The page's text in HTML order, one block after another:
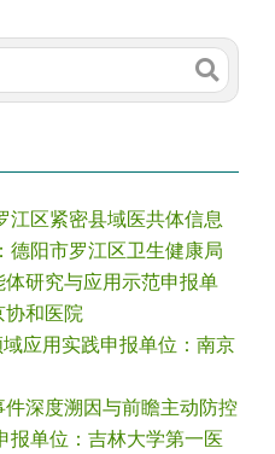
江区紧密县域医共体信息
德阳市罗江区卫生健康局
研究与应用示范申报单
协和医院
应用实践申报单位：南京
深度溯因与前瞻主动防控
报单位：吉林大学第一医